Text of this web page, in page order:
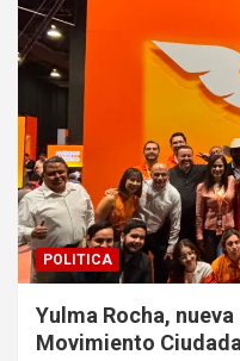
POLITICA
Yulma Rocha,
Movimiento